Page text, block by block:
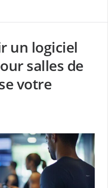
un logiciel
salles de
votre